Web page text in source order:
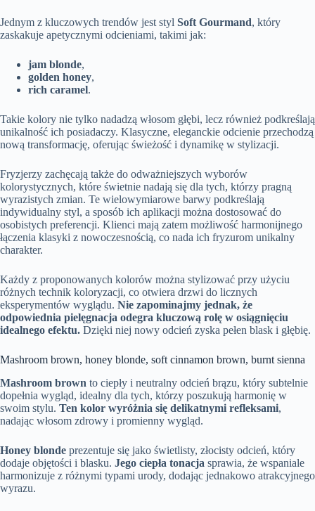
Jednym z kluczowych trendów jest styl Soft Gourmand, który
zaskakuje apetycznymi odcieniami, takimi jak:
jam blonde,
golden honey,
rich caramel.
Takie kolory nie tylko nadadzą włosom głębi, lecz również podkreślają
unikalność ich posiadaczy. Klasyczne, eleganckie odcienie przechodzą
nową transformację, oferując świeżość i dynamikę w stylizacji.
Fryzjerzy zachęcają także do odważniejszych wyborów
kolorystycznych, które świetnie nadają się dla tych, którzy pragną
wyrazistych zmian. Te wielowymiarowe barwy podkreślają
indywidualny styl, a sposób ich aplikacji można dostosować do
osobistych preferencji. Klienci mają zatem możliwość harmonijnego
łączenia klasyki z nowoczesnością, co nada ich fryzurom unikalny
charakter.
Każdy z proponowanych kolorów można stylizować przy użyciu
różnych technik koloryzacji, co otwiera drzwi do licznych
eksperymentów wyglądu. Nie zapominajmy jednak, że
odpowiednia pielęgnacja odegra kluczową rolę w osiągnięciu
idealnego efektu. Dzięki niej nowy odcień zyska pełen blask i głębię.
Mashroom brown, honey blonde, soft cinnamon brown, burnt sienna
Mashroom brown to ciepły i neutralny odcień brązu, który subtelnie
dopełnia wygląd, idealny dla tych, którzy poszukują harmonię w
swoim stylu. Ten kolor wyróżnia się delikatnymi refleksami,
nadając włosom zdrowy i promienny wygląd.
Honey blonde prezentuje się jako świetlisty, złocisty odcień, który
dodaje objętości i blasku. Jego ciepła tonacja sprawia, że wspaniale
harmonizuje z różnymi typami urody, dodając jednakowo atrakcyjnego
wyrazu.